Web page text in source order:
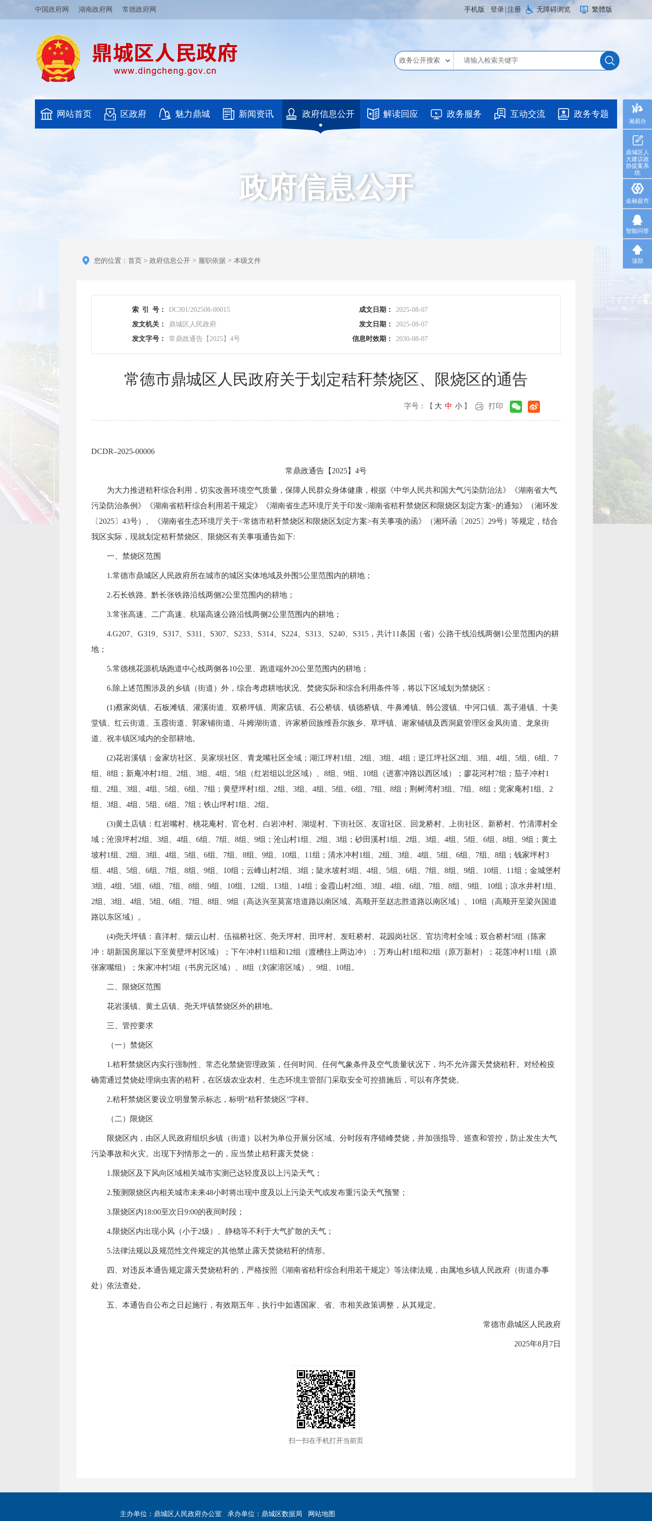
中国政府网 湖南政府网 常德政府网 手机版 登录 注册 无障碍浏览 繁體版
网站首页 区政府 魅力鼎城 新闻资讯 政府信息公开 解读回应 政务服务 互动交流 政务专题
政府信息公开
您的位置： 首页 > 政府信息公开 > 履职依据 > 本级文件
索 引 号： DC301/202508-00015 成文日期：
2025-08-07
发文机关：
鼎城区人民政府 发文日期：
2025-08-07
发文字号：
常鼎政通告【2025】4号 信息时效期： 2030-08-07
常德市鼎城区人民政府关于划定秸秆禁烧区、限烧区的通告
字号：【 大 中 小 】 打印
DCDR–2025-00006
常鼎政通告【2025】4号
为大力推进秸秆综合利用，切实改善环境空气质量，保障人民群众身体健康，根据《中华人民共和国大气污染防治法》《湖南省大气
污染防治条例》《湖南省秸秆综合利用若干规定》《湖南省生态环境厅关于印发<湖南省秸秆禁烧区和限烧区划定方案>的通知》（湘环发
〔2025〕43号）、《湖南省生态环境厅关于<常德市秸秆禁烧区和限烧区划定方案>有关事项的函》（湘环函〔2025〕29号）等规定，结合
我区实际，现就划定秸秆禁烧区、限烧区有关事项通告如下:
一、禁烧区范围
1.常德市鼎城区人民政府所在城市的城区实体地域及外围5公里范围内的耕地；
2.石长铁路、黔长张铁路沿线两侧2公里范围内的耕地；
3.常张高速、二广高速、杭瑞高速公路沿线两侧2公里范围内的耕地；
4.G207、G319、S317、S311、S307、S233、S314、S224、S313、S240、S315，共计11条国（省）公路干线沿线两侧1公里范围内的耕
地；
5.常德桃花源机场跑道中心线两侧各10公里、跑道端外20公里范围内的耕地；
6.除上述范围涉及的乡镇（街道）外，综合考虑耕地状况、焚烧实际和综合利用条件等，将以下区域划为禁烧区：
(1)蔡家岗镇、石板滩镇、灌溪街道、双桥坪镇、周家店镇、石公桥镇、镇德桥镇、牛鼻滩镇、韩公渡镇、中河口镇、蒿子港镇、十美
堂镇、红云街道、玉霞街道、郭家铺街道、斗姆湖街道、许家桥回族维吾尔族乡、草坪镇、谢家铺镇及西洞庭管理区金凤街道、龙泉街
道、祝丰镇区域内的全部耕地。
(2)花岩溪镇：金家坊社区、吴家坝社区、青龙嘴社区全域；湖江坪村1组、2组、3组、4组；逆江坪社区2组、3组、4组、5组、6组、7
组、8组；新庵冲村1组、2组、3组、4组、5组（红岩组以北区域）、8组、9组、10组（进寨冲路以西区域）；廖花河村7组；茄子冲村1
组、2组、3组、4组、5组、6组、7组；黄壁坪村1组、2组、3组、4组、5组、6组、7组、8组；荆树湾村3组、7组、8组；党家庵村1组、2
组、3组、4组、5组、6组、7组；铁山坪村1组、2组。
(3)黄土店镇：红岩嘴村、桃花庵村、官仓村、白岩冲村、湖堤村、下街社区、友谊社区、回龙桥村、上街社区、新桥村、竹清潭村全
域；沧浪坪村2组、3组、4组、6组、7组、8组、9组；沧山村1组、2组、3组；砂田溪村1组、2组、3组、4组、5组、6组、8组、9组；黄土
坡村1组、2组、3组、4组、5组、6组、7组、8组、9组、10组、11组；清水冲村1组、2组、3组、4组、5组、6组、7组、8组；钱家坪村3
组、4组、5组、6组、7组、8组、9组、10组；云峰山村2组、3组；陡水坡村3组、4组、5组、6组、7组、8组、9组、10组、11组；金城堡村
3组、4组、5组、6组、7组、8组、9组、10组、12组、13组、14组；金霞山村2组、3组、4组、6组、7组、8组、9组、10组；凉水井村1组、
2组、3组、4组、5组、6组、7组、8组、9组（高达兴至莫富培道路以南区域、高顺开至赵志胜道路以南区域）、10组（高顺开至梁兴国道
路以东区域）。
(4)尧天坪镇：喜洋村、烟云山村、伍福桥社区、尧天坪村、田坪村、发旺桥村、花园岗社区、官坊湾村全域；双合桥村5组（陈家
冲：胡新国房屋以下至黄壁坪村区域）；下午冲村11组和12组（渡槽往上两边冲）；万寿山村1组和2组（原万新村）；花莲冲村11组（原
张家嘴组）；朱家冲村5组（书房元区域）、8组（刘家溶区域）、9组、10组。
二、限烧区范围
花岩溪镇、黄土店镇、尧天坪镇禁烧区外的耕地。
三、管控要求
（一）禁烧区
1.秸秆禁烧区内实行强制性、常态化禁烧管理政策，任何时间、任何气象条件及空气质量状况下，均不允许露天焚烧秸秆。对经检疫
确需通过焚烧处理病虫害的秸秆，在区级农业农村、生态环境主管部门采取安全可控措施后，可以有序焚烧。
2.秸秆禁烧区要设立明显警示标志，标明“秸秆禁烧区”字样。
（二）限烧区
限烧区内，由区人民政府组织乡镇（街道）以村为单位开展分区域、分时段有序错峰焚烧，并加强指导、巡查和管控，防止发生大气
污染事故和火灾。出现下列情形之一的，应当禁止秸秆露天焚烧：
1.限烧区及下风向区域相关城市实测已达轻度及以上污染天气；
2.预测限烧区内相关城市未来48小时将出现中度及以上污染天气或发布重污染天气预警；
3.限烧区内18:00至次日9:00的夜间时段；
4.限烧区内出现小风（小于2级）、静稳等不利于大气扩散的天气；
5.法律法规以及规范性文件规定的其他禁止露天焚烧秸秆的情形。
四、对违反本通告规定露天焚烧秸秆的，严格按照《湖南省秸秆综合利用若干规定》等法律法规，由属地乡镇人民政府（街道办事
处）依法查处。
五、本通告自公布之日起施行，有效期五年，执行中如遇国家、省、市相关政策调整，从其规定。
常德市鼎城区人民政府
2025年8月7日
扫一扫在手机打开当前页
主办单位：鼎城区人民政府办公室 承办单位：鼎城区数据局 网站地图
湘易办
鼎城区人
大建议政
协提案系
统
金融超市
智能问答
顶部